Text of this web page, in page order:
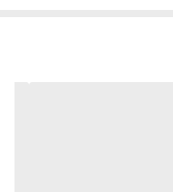
کننده نور و حرارت در پس